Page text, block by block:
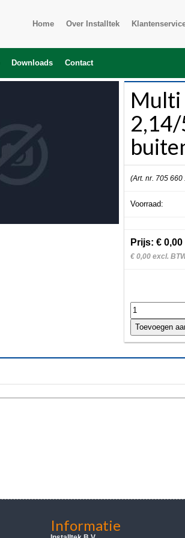
Home Over Installtek
Downloads Contact
Multi
(Art. nr. 705 660
Voorraad:
Prijs: € 0,00
€ 0,00 excl.
Informatie